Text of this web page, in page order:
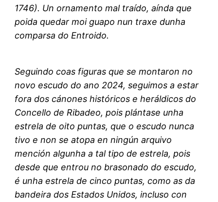
1746). Un ornamento mal traído, aínda que
poida quedar moi guapo nun traxe dunha
comparsa do Entroido.
Seguindo coas figuras que se montaron no
novo escudo do ano 2024, seguimos a estar
fora dos cánones históricos e heráldicos do
Concello de Ribadeo, pois plántase unha
estrela de oito puntas, que o escudo nunca
tivo e non se atopa en ningún arquivo
mención algunha a tal tipo de estrela, pois
desde que entrou no brasonado do escudo,
é unha estrela de cinco puntas, como as da
bandeira dos Estados Unidos, incluso con